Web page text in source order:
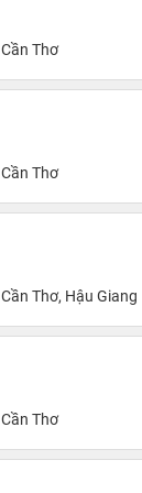
Cần Thơ
Cần Thơ
Cần Thơ, Hậu Giang
Cần Thơ